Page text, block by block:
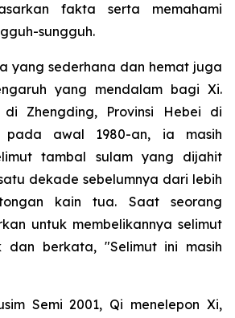
fakta serta memahami
sungguh.
yang sederhana dan hemat juga
yang mendalam bagi Xi.
Zhengding, Provinsi Hebei di
pada awal 1980-an, ia masih
tambal sulam yang dijahit
dekade sebelumnya dari lebih
kain tua. Saat seorang
untuk membelikannya selimut
dan berkata, "Selimut ini masih
Semi 2001, Qi menelepon Xi,